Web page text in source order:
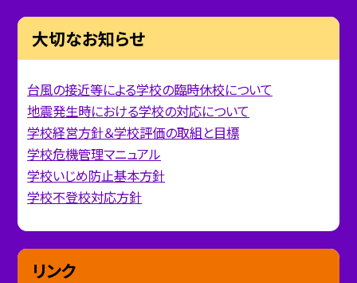
大切なお知らせ
台風の接近等による学校の臨時休校について
地震発生時における学校の対応について
学校経営方針＆学校評価の取組と目標
学校危機管理マニュアル
学校いじめ防止基本方針
学校不登校対応方針
リンク